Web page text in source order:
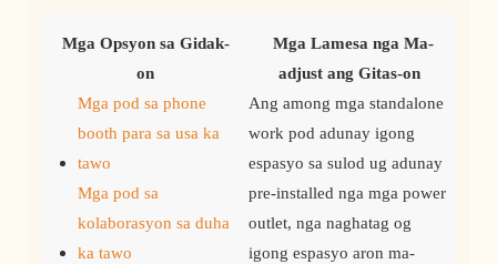
Mga Opsyon sa Gidak-
on
Mga pod sa phone
booth para sa usa ka
tawo
Mga pod sa
kolaborasyon sa duha
ka tawo
Mga Lamesa nga Ma-
adjust ang Gitas-on
Ang among mga standalone
work pod adunay igong
espasyo sa sulod ug adunay
pre-installed nga mga power
outlet, nga naghatag og
igong espasyo aron ma-